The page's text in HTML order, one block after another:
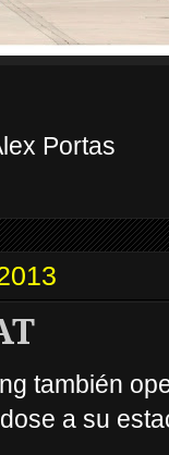
Portas
también
a su